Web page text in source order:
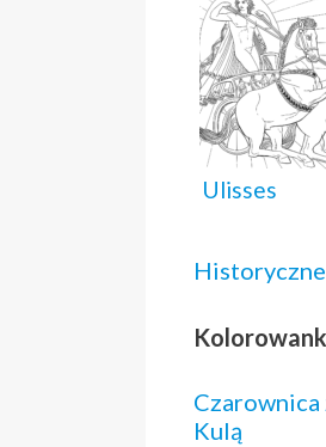
Ulisses
Historyczne
Czarownica
Kulą